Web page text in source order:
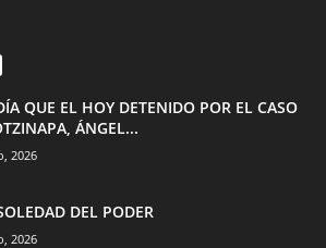
QUE EL HOY DETENIDO POR EL CASO
ÁNGEL...
2026
DEL PODER
2026